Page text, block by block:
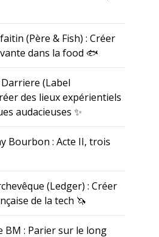
(Père & Fish) : Créer
dans la food 🐟
(Label
des lieux expérientiels
audacieuses ✨
Bourbon : Acte II, trois
(Ledger) : Créer
de la tech 🦄
BM : Parier sur le long